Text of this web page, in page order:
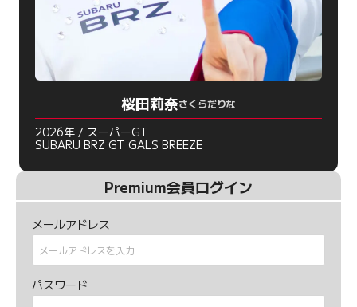
桜田莉奈さくらだりな
2026年 / スーパーGT
SUBARU BRZ GT GALS BREEZE
Premium会員ログイン
メールアドレス
パスワード